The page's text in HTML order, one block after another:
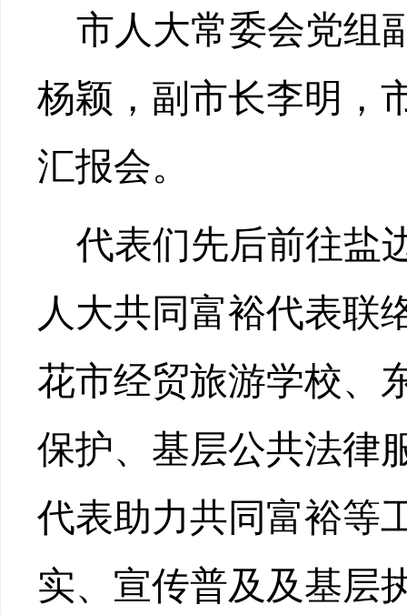
市人大常委会党组
杨颖 ， 副市长李明，
汇报会。
代表们先后前往盐
人大共同富裕代表联
花市经贸旅游学校、
保护、基层公共法律
代表助力共同富裕等
实、宣传普及及基层